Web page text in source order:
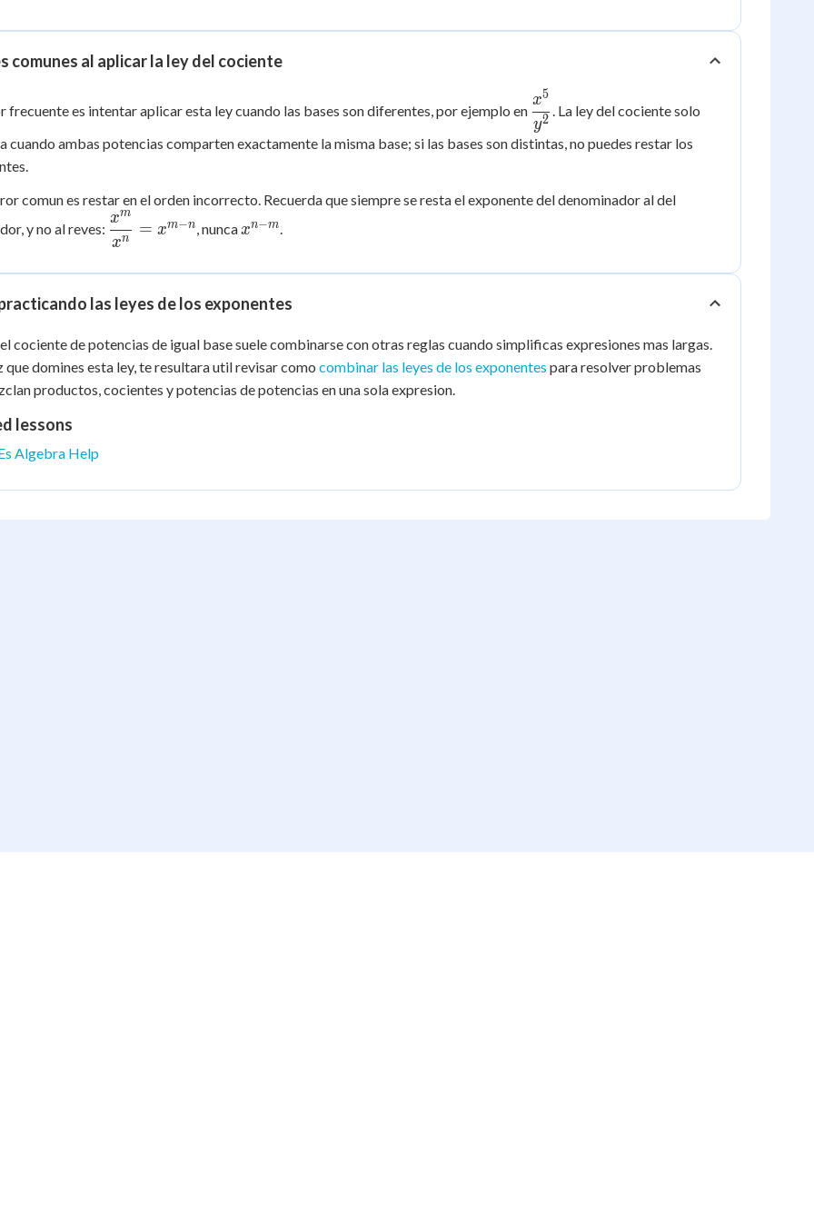
comunes al aplicar la ley del cociente
frecuente es intentar aplicar esta ley cuando las bases son diferentes, por ejemplo en
\dfrac{x^5}
{y^2}
y2
x5
. La ley del cociente solo
cuando ambas potencias comparten exactamente la misma base; si las bases son distintas, no puedes restar los
comun es restar en el orden incorrecto. Recuerda que siempre se resta el exponente del denominador al del
y no al reves: \dfrac{x^m}
{x^n} =
xn
xm
= xm−n, nuncax^{n-
xn−m.
las leyes de los exponentes
cociente de potencias de igual base suele combinarse con otras reglas cuando simplificas expresiones mas largas.
que domines esta ley, te resultara util revisar como combinar las leyes de los exponentes para resolver problemas
productos, cocientes y potencias de potencias en una sola expresion.
lessons
Algebra Help